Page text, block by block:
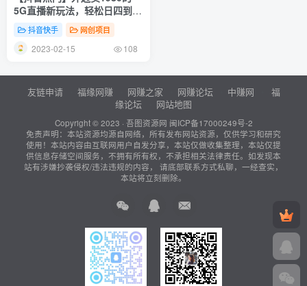
5G直播新玩法，轻松日四到五
位数【详细玩法教程】
抖音快手 网创项目
2023-02-15 108
友链申请 福缘网赚 网赚之家 网赚论坛 中赚网
福
缘论坛
网站地图
Copyright © 2023 · 吾图资源网 闽ICP备17000249号-2
免责声明：本站资源均源自网络，所有发布网站资源，仅供学习和研究
使用！本站内容由互联网用户自发分享，本站仅做收集整理，本站仅提
供信息存储空间服务，不拥有所有权，不承担相关法律责任。如发现本
站有涉嫌抄袭侵权/违法违规的内容， 请底部联系方式私聊，一经查实，
本站将立刻删除。